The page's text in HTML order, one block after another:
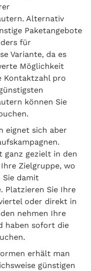
Alternativ
Paketangebote
für
Variante, da es
Möglichkeit
Kontaktzahl pro
können Sie
eignet sich aber
ganz gezielt in den
Zielgruppe, wo
Sie damit
Platzieren Sie Ihre
oder direkt in
nehmen Ihre
haben sofort die
erhält man
günstigen